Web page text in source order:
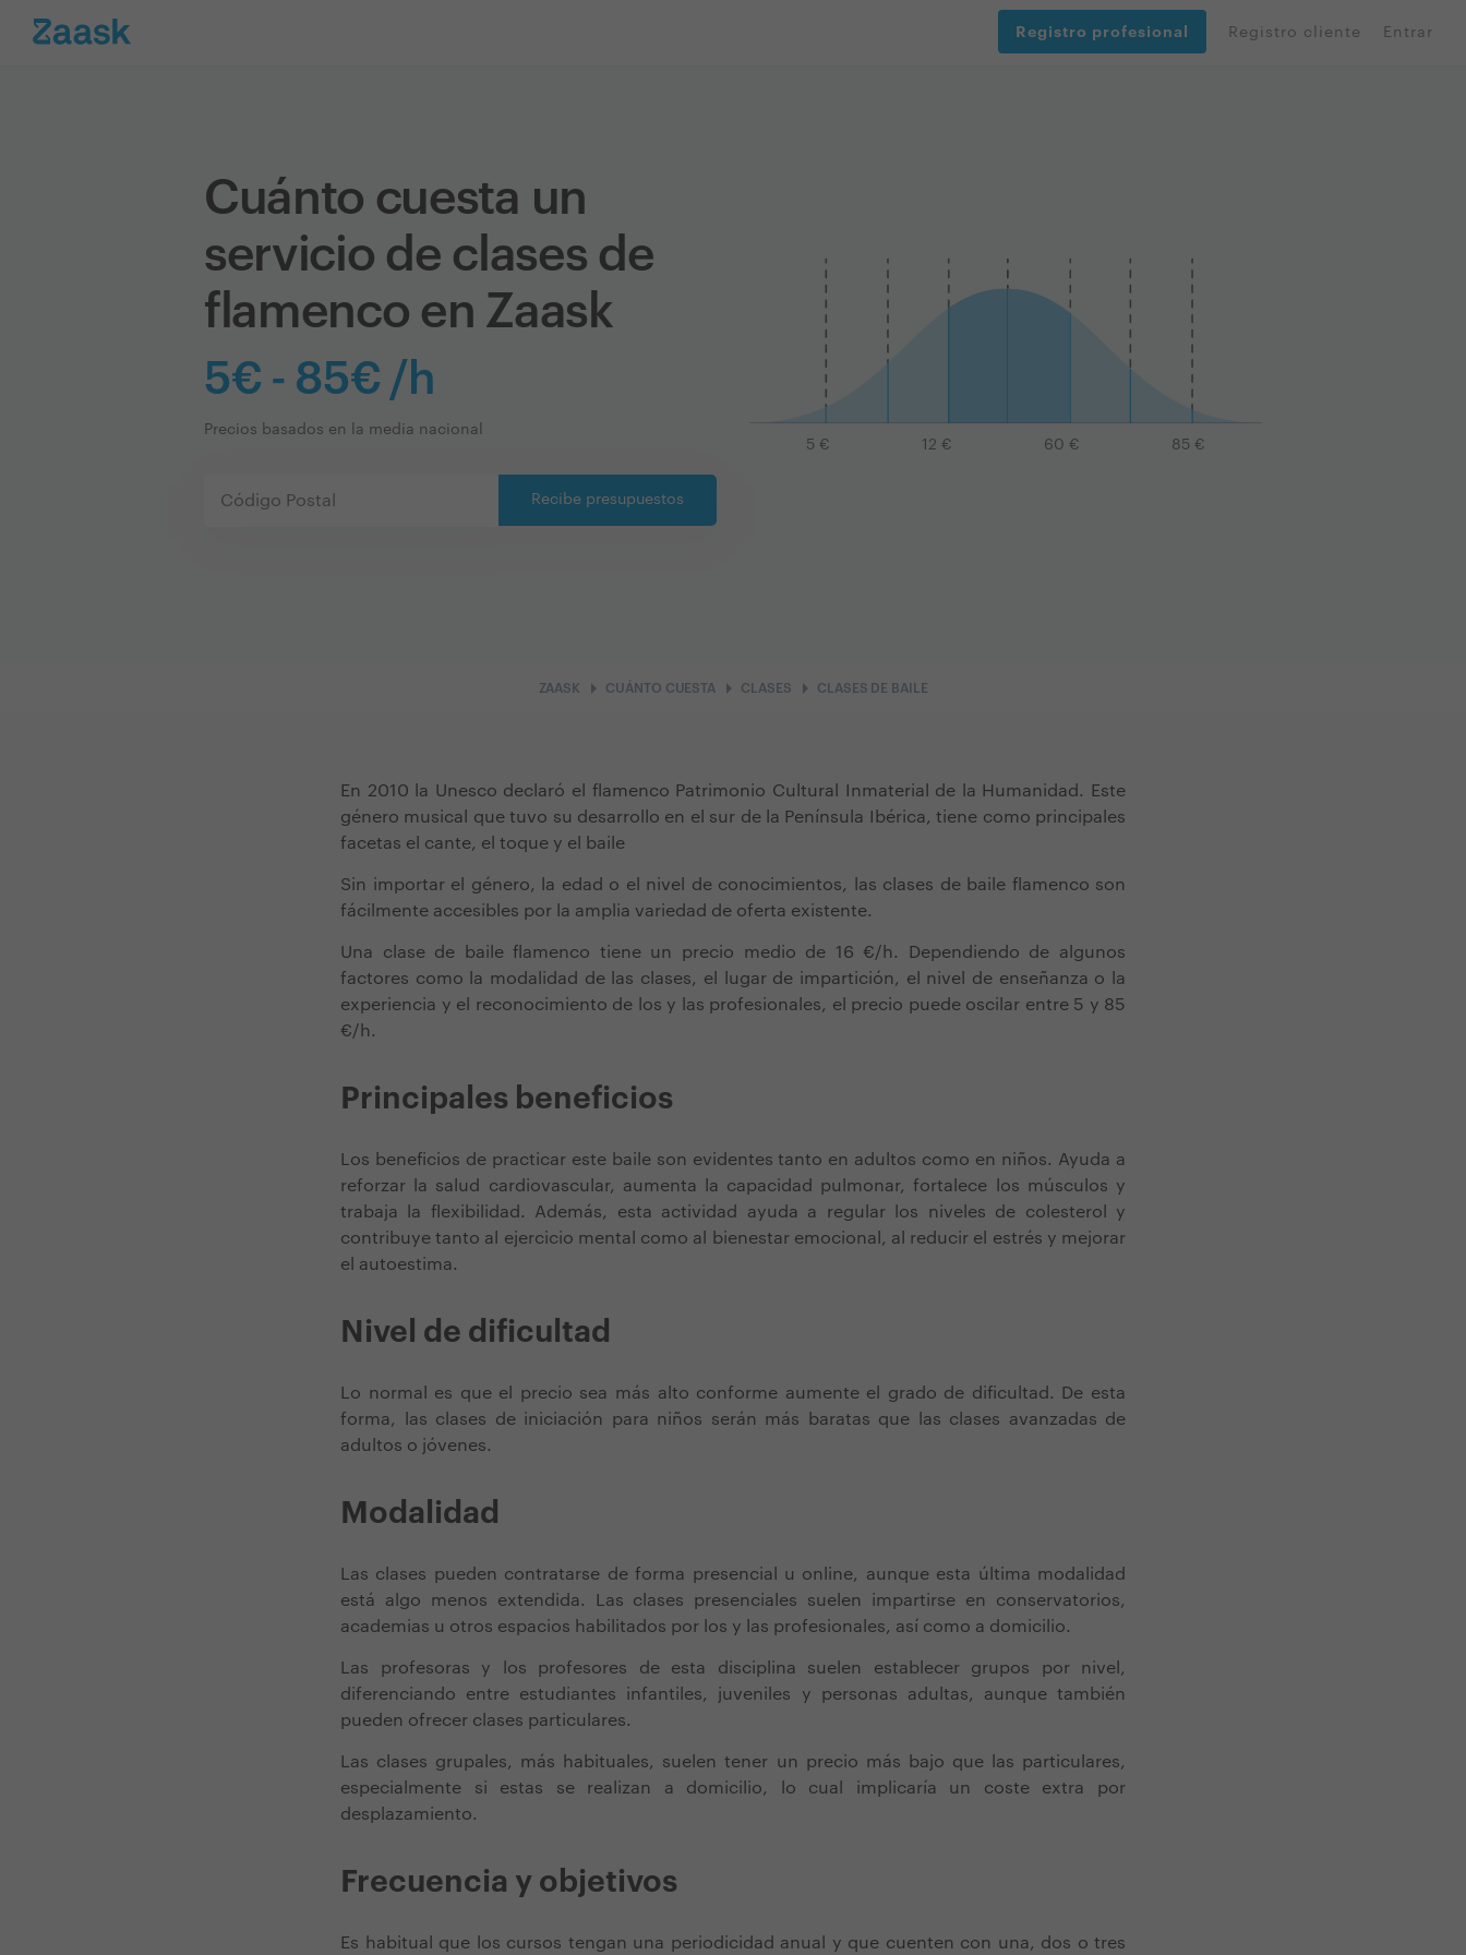
Registro profesional Registro cliente Entrar
Cuánto cuesta un
servicio de clases de
flamenco en Zaask
5€ - 85€ /h
Precios basados en la media nacional
Recibe presupuestos
5 € 12 € 60 € 85 €
ZAASK arrow_right CUÁNTO CUESTAarrow_right CLASES arrow_right CLASES DE BAILE
En 2010 la Unesco declaró el flamenco Patrimonio Cultural Inmaterial de la Humanidad. Este
género musical que tuvo su desarrollo en el sur de la Península Ibérica,tiene como principales
facetas el cante, el toque y el baile
Sin importar el género, la edad o el nivel de conocimientos, las clases de baile flamenco son
fácilmente accesibles por la amplia variedad de oferta existente.
Una clase de bai le flamenco tiene un precio medio de 16 €/h. Dependiendo de algunos
factores como la modalidad de las clases, el lugar de impartición, el nivel de enseñanza o la
experiencia y el reconocimiento de los y las profesionales, el precio puede oscilar entre 5 y 85
€/h.
Principales beneficios
Los beneficios de practicar este baile son evidentes tanto en adultos como en niños. Ayuda a
reforzar la salud cardiovascular, aumenta la capacidad pulmonar, fortalece los músculos y
trabaja la flexibilidad. Además, esta actividad ayuda a regular los niveles de colesterol y
contribuye tanto al ejercicio mental como al bienestar emocional, al reducir el estrés y mejorar
el autoestima.
Nivel de dificultad
Lo normal es que el precio sea más alto conforme aumente el grado de dificultad. De esta
forma, las clases de iniciación para niños serán más baratas que las clases avanzadas de
adultos o jóvenes.
Modalidad
Las clases pueden contratarse de forma presencial u online, aunque esta última modalidad
está algo menos extendida. Las clases presenciales suelen impartirse en conservatorios,
academias u otros espacios habilitados por los y las profesionales, así como a domicilio.
Las profesoras y los profesores de esta disciplina suelen establecer grupos por nivel,
diferenciando entre estudiantes infantiles, juveniles y personas adultas, aunque también
pueden ofrecer clases particulares.
Las clases grupales, más habituales, suelen tener un precio más bajo que las particulares,
especialmente si estas se realizan a domicilio, lo cual implicaría un coste extra por
desplazamiento.
Frecuencia y objetivos
Es habitual que los cursos tengan una periodicidad anual y que cuenten con una, dos o tres